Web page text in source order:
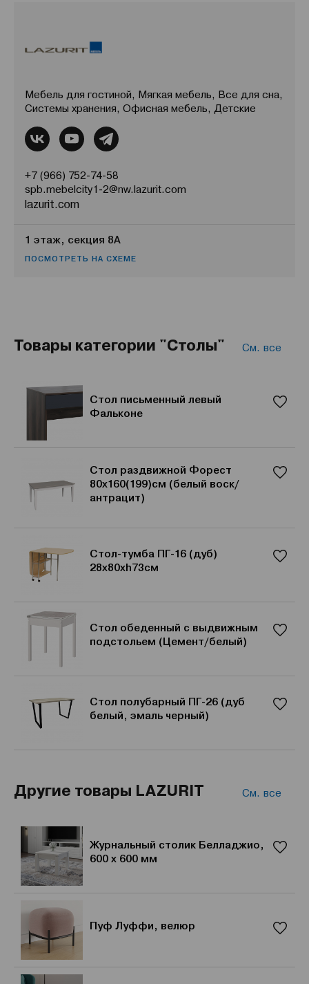
Мебель для гостиной, Мягкая мебель, Все для сна,
Системы хранения, Офисная мебель, Детские
+7 (966) 752-74-58
spb.mebelcity1-2@nw.lazurit.com
lazurit.com
1 этаж, секция 8А
ПОСМОТРЕТЬ НА СХЕМЕ
Товары категории "Столы" См. все
Стол письменный левый
Фальконе
Стол раздвижной Форест
80х160(199)см (белый воск/
антрацит)
Стол-тумба ПГ-16 (дуб)
28х80хh73см
Стол обеденный с выдвижным
подстольем (Цемент/белый)
Стол полубарный ПГ-26 (дуб
белый, эмаль черный)
Другие товары LAZURIT См. все
Журнальный столик Белладжио,
600 x 600 мм
Пуф Луффи, велюр